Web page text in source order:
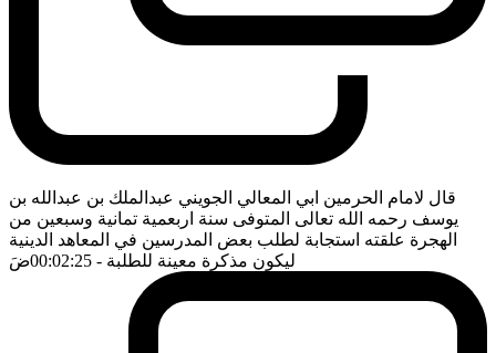
قال لامام الحرمين ابي المعالي الجويني عبدالملك بن عبدالله بن
يوسف رحمه الله تعالى المتوفى سنة اربعمية تمانية وسبعين من
الهجرة علقته استجابة لطلب بعض المدرسين في المعاهد الدينية
ليكون مذكرة معينة للطلبة - 00:02:25 ضَ